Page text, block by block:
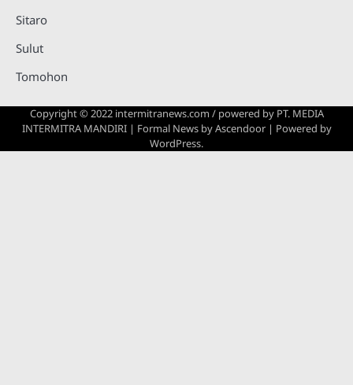
Sitaro
Sulut
Tomohon
Copyright © 2022 intermitranews.com / powered by PT. MEDIA
INTERMITRA MANDIRI| Formal News byAscendoor| Powered by
WordPress.